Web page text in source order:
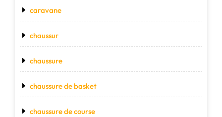
caravane
chaussur
chaussure
chaussure de basket
chaussure de course